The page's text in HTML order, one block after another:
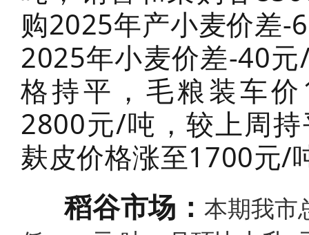
购2025年产小麦价差-
2025年小麦价差-40
格持平，毛粮装车
2800元/吨，较上周
麸皮价格涨至1700元/
稻谷市场：本期我市